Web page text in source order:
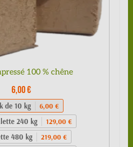
100 % chêne
6,00 €
de 10 kg 6,00 €
240 kg 129,00 €
480 kg 219,00 €